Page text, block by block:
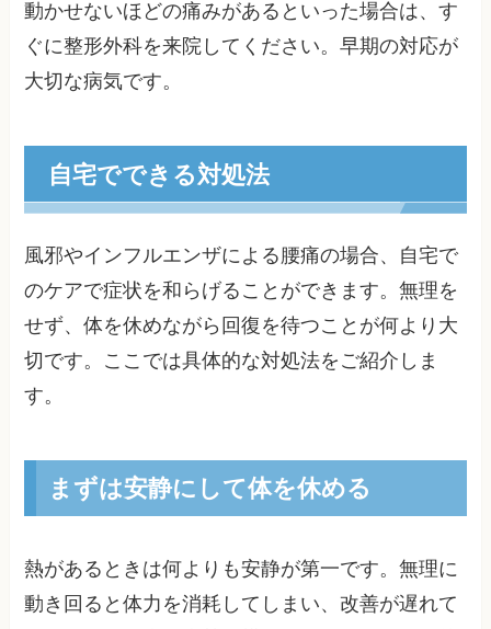
動かせないほどの痛みがあるといった場合は、す
ぐに整形外科を来院してください。早期の対応が
大切な病気です。
自宅でできる対処法
風邪やインフルエンザによる腰痛の場合、自宅で
のケアで症状を和らげることができます。無理を
せず、体を休めながら回復を待つことが何より大
切です。ここでは具体的な対処法をご紹介しま
す。
まずは安静にして体を休める
熱があるときは何よりも安静が第一です。無理に
動き回ると体力を消耗してしまい、改善が遅れて